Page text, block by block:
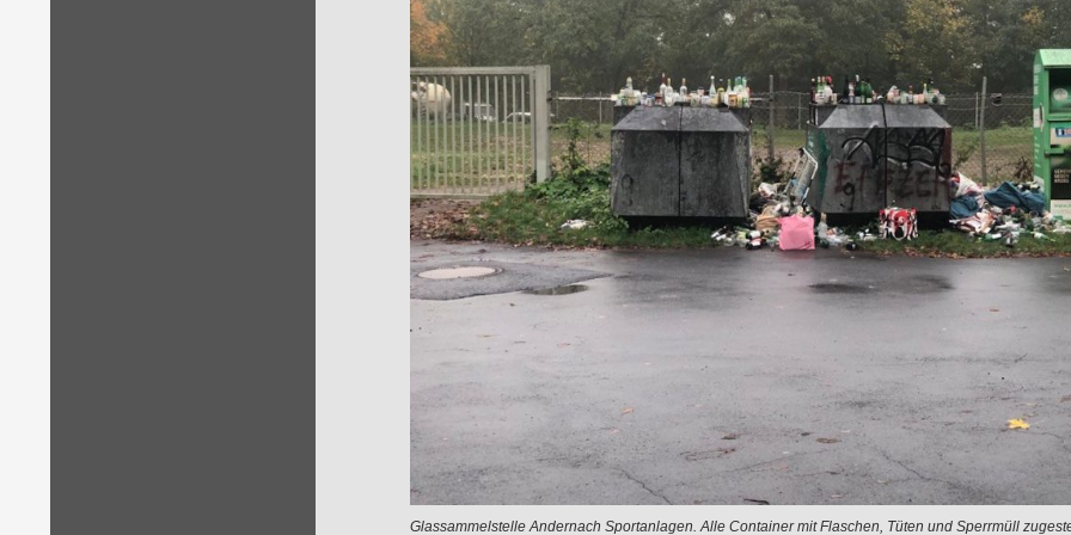
Glassammelstelle Andernach Sportanlagen. Alle Container mit Flaschen, Tüten und Sperrmüll